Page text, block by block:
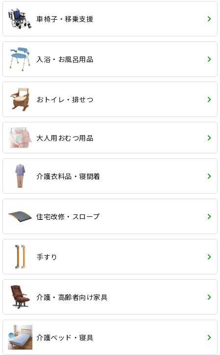
車椅子・移乗支援
入浴・お風呂用品
おトイレ・排せつ
大人用おむつ用品
介護衣料品・寝間着
住宅改修・スロープ
手すり
介護・高齢者向け家具
介護ベッド・寝具